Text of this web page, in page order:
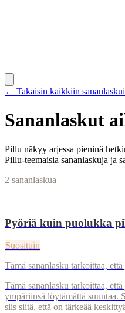
← Takaisin kaikkiin
Sananlaskut
Pillu näkyy arjessa pieninä
Pillu-teemaisia sananlaskuja ja
2 sananlaskua
Pyöriä kuin puolukka
Suosituin
Tämä sananlasku tarkoittaa,
Tämä sananlasku tarkoittaa,
ympäriinsä löytämättä suuntaa.
siis siitä, että on tärkeää